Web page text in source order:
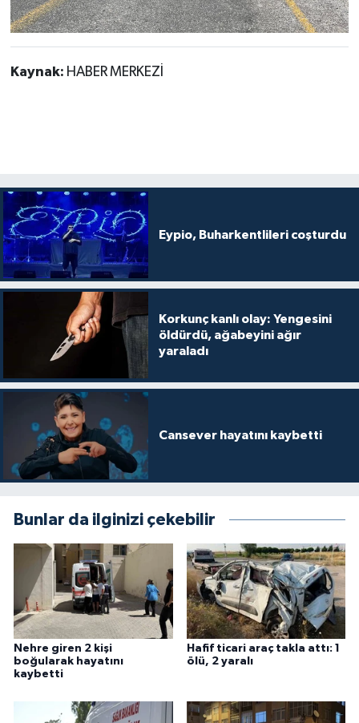
Kaynak: HABER MERKEZİ
Eypio, Buharkentlileri coşturdu
Korkunç kanlı olay: Yengesini
öldürdü, ağabeyini ağır
yaraladı
Cansever hayatını kaybetti
Bunlar da ilginizi çekebilir
Nehre giren 2 kişi
boğularak hayatını
kaybetti
Hafif ticari araç takla attı: 1
ölü, 2 yaralı